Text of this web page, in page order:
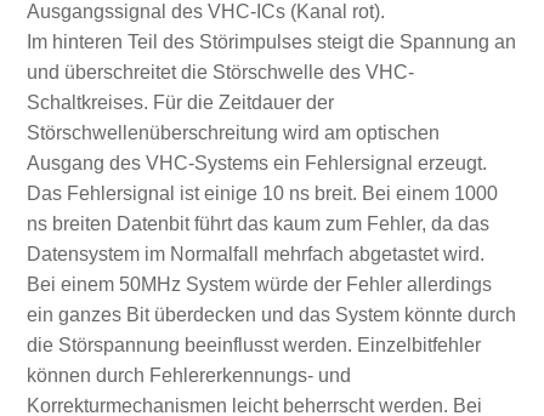
Ausgangssignal des VHC-ICs (Kanal rot).
Im hinteren Teil des Störimpulses steigt die Spannung an
und überschreitet die Störschwelle des VHC-
Schaltkreises. Für die Zeitdauer der
Störschwellenüberschreitung wird am optischen
Ausgang des VHC-Systems ein Fehlersignal erzeugt.
Das Fehlersignal ist einige 10 ns breit. Bei einem 1000
ns breiten Datenbit führt das kaum zum Fehler, da das
Datensystem im Normalfall mehrfach abgetastet wird.
Bei einem 50MHz System würde der Fehler allerdings
ein ganzes Bit überdecken und das System könnte durch
die Störspannung beeinflusst werden. Einzelbitfehler
können durch Fehlererkennungs- und
Korrekturmechanismen leicht beherrscht werden. Bei